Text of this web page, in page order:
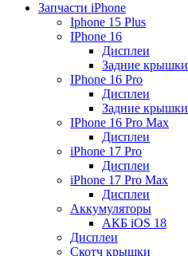
Запчасти iPhone
Iphone 15 Plus
IPhone 16
Дисплеи
Задние крышки
IPhone 16 Pro
Дисплеи
Задние крышки
IPhone 16 Pro Max
Дисплеи
iPhone 17 Pro
Дисплеи
iPhone 17 Pro Max
Дисплеи
Аккумуляторы
АКБ iOS 18
Дисплеи
Скотч крышки